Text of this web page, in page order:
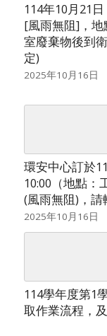
114年10月21
[風雨無阻]，
室廢棄物後到
定)
2025年10月16日
環安中心訂於
10:00（地點：
(風雨無阻)，
2025年10月16日
114學年度第1
取作業流程，